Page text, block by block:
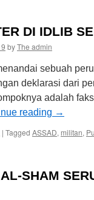
DI IDLIB
byThe admin
sebuah
deklarasi dari
adalah
reading →
| Tagged ASSAD, militan,
SHAM